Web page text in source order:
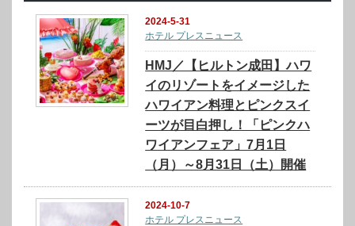
2024-5-31
ホテル プレスニュース
HMJ／【ヒルトン成田】ハワ
イのリゾートをイメージした
ハワイアン料理とピンクスイ
ーツが目白押し！「ピンクハ
ワイアンフェア」7月1日
（月）～8月31日（土）開催
2024-10-7
ホテル プレスニュース